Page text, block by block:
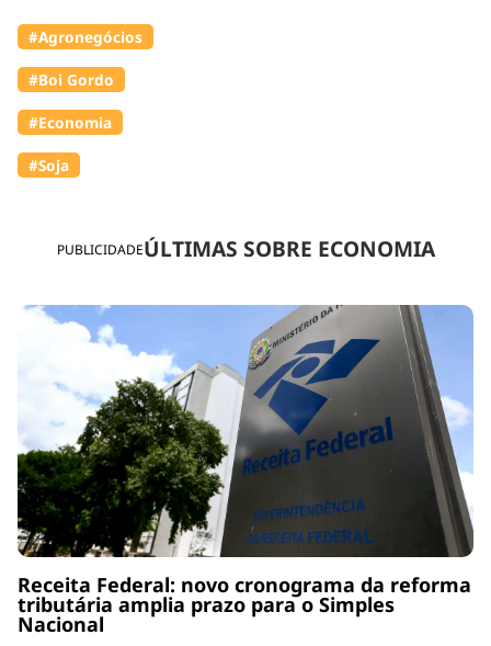
PUBLICIDADEÚLTIMAS SOBRE ECONOMIA
Receita Federal: novo cronograma da reforma
tributária amplia prazo para o Simples
Nacional
#Agronegócios
#Boi Gordo
#Economia
#Soja